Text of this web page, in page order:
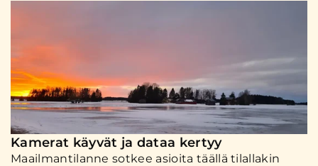
Kamerat käyvät ja dataa kertyy
Maailmantilanne sotkee asioita täällä tilallakin